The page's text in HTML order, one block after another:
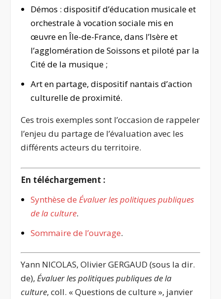
Démos : dispositif d’éducation musicale et
orchestrale à vocation sociale mis en
œuvre en Île-de-France, dans l’Isère et
l’agglomération de Soissons et piloté par la
Cité de la musique ;
Art en partage, dispositif nantais d’action
culturelle de proximité.
Ces trois exemples sont l’occasion de rappeler
l’enjeu du partage de l’évaluation avec les
différents acteurs du territoire.
En téléchargement :
Synthèse de Évaluer les politiques publiques
de la culture.
Sommaire de l’ouvrage.
Yann NICOLAS, Olivier GERGAUD (sous la dir.
de),Évaluer les politiques publiques de la
culture, coll. « Questions de culture », janvier